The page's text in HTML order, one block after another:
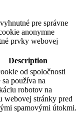
pre správne
anonymne
prvky webovej
Description
od spoločnosti
používa na
robotov na
webovej stránky pred
spamovými útokmi.